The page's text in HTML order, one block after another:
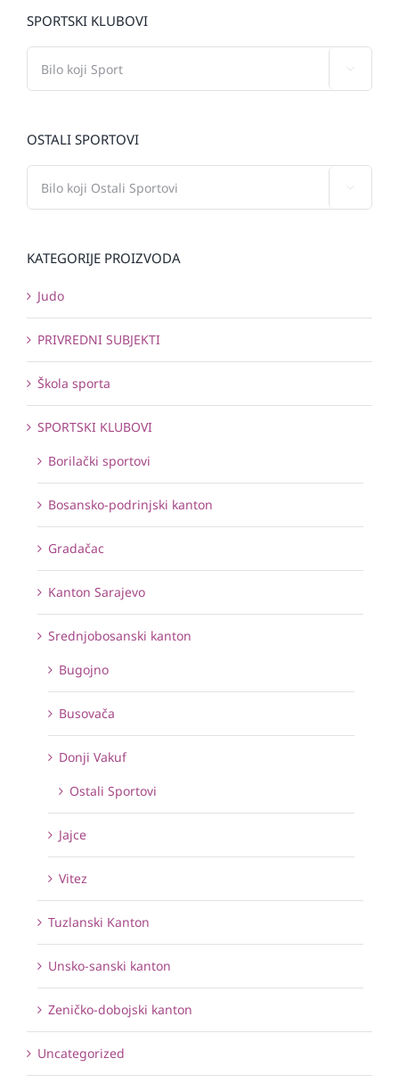
SPORTSKI KLUBOVI
OSTALI SPORTOVI
KATEGORIJE PROIZVODA
Judo
PRIVREDNI SUBJEKTI
Škola sporta
SPORTSKI KLUBOVI
Borilački sportovi
Bosansko-podrinjski kanton
Gradačac
Kanton Sarajevo
Srednjobosanski kanton
Bugojno
Busovača
Donji Vakuf
Ostali Sportovi
Jajce
Vitez
Tuzlanski Kanton
Unsko-sanski kanton
Zeničko-dobojski kanton
Uncategorized